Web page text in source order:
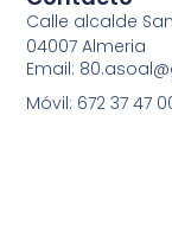
Calle alcalde
04007 Almeria
Email:
Móvil: 672 37 47